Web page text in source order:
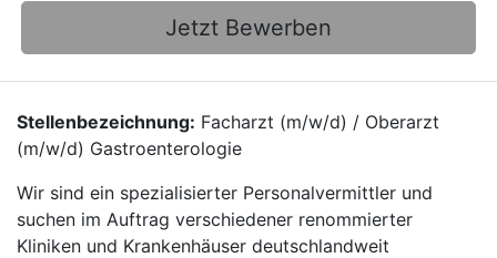
Jetzt Bewerben
Stellenbezeichnung: Facharzt (m/w/d) / Oberarzt
(m/w/d) Gastroenterologie
Wir sind ein spezialisierter Personalvermittler und
suchen im Auftrag verschiedener renommierter
Kliniken und Krankenhäuser deutschlandweit